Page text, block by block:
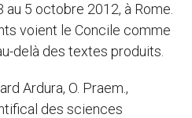
au 5 octobre 2012, à Rome.
voient le Concile comme
delà des textes produits.
Ardura, O. Praem.,
des sciences